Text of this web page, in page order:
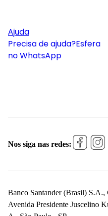
Ajuda
Precisa de ajuda?Esfera
no WhatsApp
Nos siga nas redes:
Banco Santander (Brasil)
Avenida Presidente Juscelino